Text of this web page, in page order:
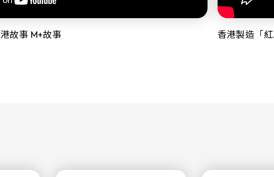
故事 M+故事 香港製造「